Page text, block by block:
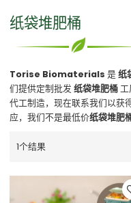
纸袋堆肥桶
Torise Biomaterials 是纸
们提供定制批发纸袋堆肥桶
代工制造，现在联系我们以获
应，我们不是最低价纸袋堆肥
1个结果